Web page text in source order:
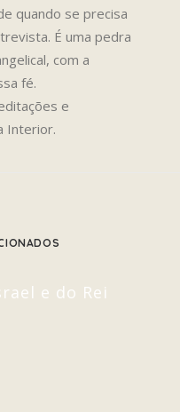
quando se precisa
É uma pedra
com a
fé.
e
Interior.